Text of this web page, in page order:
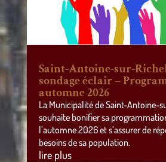
Saint-Antoine-sur-
sondage éclair –
automne 2026
La Municipalité de Saint-Antoine-
souhaite bonifier sa
l’automne 2026 et s’assurer de
besoins de sa population.
lire plus